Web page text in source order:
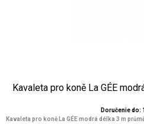
Kavaleta pro koně La GÉE
Doručenie do:
Kavaleta pro koně La GÉE modrá délka 3 m